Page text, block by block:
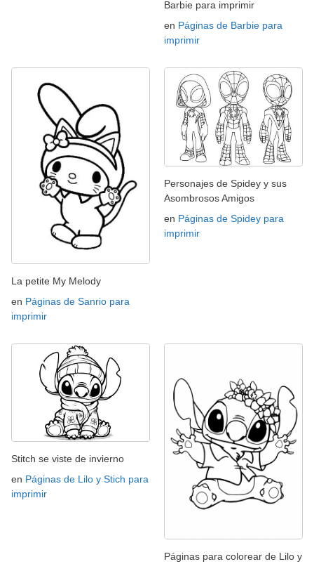
Barbie para imprimir
en Páginas de Barbie para
imprimir
La petite My Melody
en Páginas de Sanrio para
imprimir
Personajes de Spidey y sus
Asombrosos Amigos
en Páginas de Spidey para
imprimir
Stitch se viste de invierno
en Páginas de Lilo y Stich para
imprimir
Páginas para colorear de Lilo y